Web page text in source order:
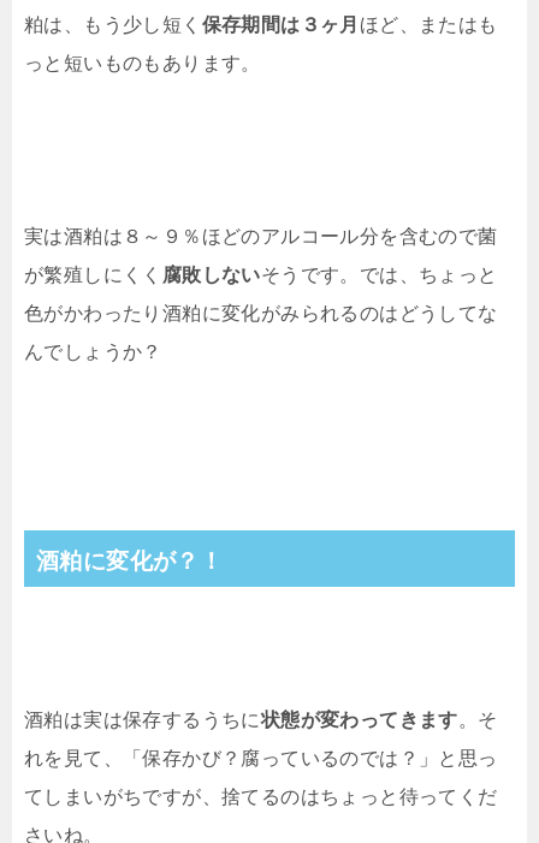
粕は、もう少し短く 保存期間は３ヶ月 ほど、またはも
っと短いものもあります。
実は酒粕は８～９％ほどのアルコール分を含むので菌
が繁殖しにくく 腐敗しないそうです。では、ちょっと
色がかわったり酒粕に変化がみられるのはどうしてな
んでしょうか？
酒粕に変化が？！
酒粕は実は保存するうちに状態が変わってきます。そ
れを見て、「保存かび？腐っているのでは？」と思っ
てしまいがちですが、捨てるのはちょっと待ってくだ
さいね。